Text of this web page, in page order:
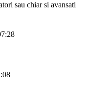
sau chiar si avansati